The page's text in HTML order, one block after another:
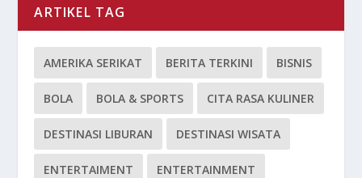
ARTIKEL TAG
AMERIKA SERIKAT BERITA TERKINI BISNIS
BOLA BOLA & SPORTS CITA RASA KULINER
DESTINASI LIBURAN DESTINASI WISATA
ENTERTAIMENT ENTERTAINMENT